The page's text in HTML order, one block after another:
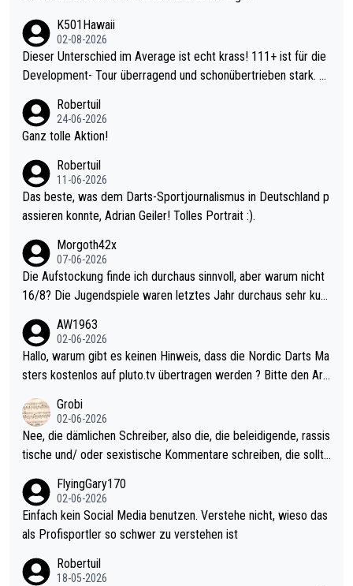
K501Hawaii
02-08-2026
Dieser Unterschied im Average ist echt krass! 111+ ist für die
Development- Tour überragend und schonübertrieben stark. U
mal 40+ erst recht. Da gewinnst keinen Blumentopf - ist ja noc
h krasser wie ein Pokalspiel eines Kreisligisten vs einem Bund
Robertuil
24-06-2026
Ganz tolle Aktion!
Robertuil
11-06-2026
Das beste, was dem Darts-Sportjournalismus in Deutschland p
assieren konnte, Adrian Geiler! Tolles Portrait :).
Morgoth42x
07-06-2026
Die Aufstockung finde ich durchaus sinnvoll, aber warum nicht
16/8? Die Jugendspiele waren letztes Jahr durchaus sehr kurz
Allerdings ist Mitchell Lawrie als Nummer 1 der Welt eh qualifi
ziert. Somit ändert die automatische Qualifikation des Weltmei
sters erstmal nichts. Ich denke sie wollen damit für nächstes J
ohl wenig WDF Turniere spielen. Dies war bei Archie Self letzt
es Jahr der Fall. Er musste als amtierender Weltmeister durch
den Qualifier und ich glaube kaum, dass Mitchel sich das (in Ve
gas) antun würde, wenn er doch eigentlich die PDC-WM als Zi
el hat.
AW1963
02-06-2026
Hallo, warum gibt es keinen Hinweis, dass die Nordic Darts Ma
sters kostenlos auf pluto.tv übertragen werden ? Bitte den Arti
Grobi
02-06-2026
Nee, die dämlichen Schreiber, also die, die beleidigende, rassis
tische und/ oder sexistische Kommentare schreiben, die sollte
s Leben in den Griff kriegen. Nur eins wundert mich: Luke Little
r war doch neulich erst derjenige, der über Social Media GvV p
rovoziert hat. Und Littlers Mutter schießt öfters mal gegen Ric
FlyingGary170
02-06-2026
Einfach kein Social Media benutzen. Verstehe nicht, wieso das
als Profisportler so schwer zu verstehen ist
Robertuil
18-05-2026